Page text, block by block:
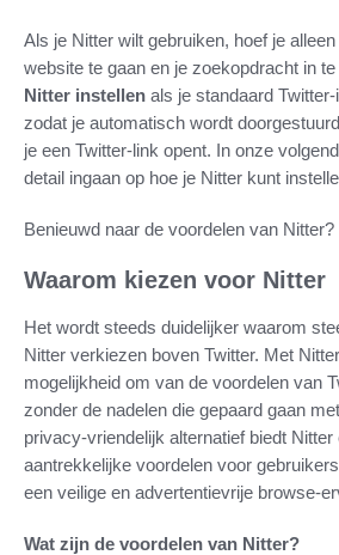
Als je Nitter wilt gebruiken, hoef je
website te gaan en je zoekopdracht in
Nitter instellen als je standaard
zodat je automatisch wordt
je een Twitter-link opent. In onze
detail ingaan op hoe je Nitter kunt
Benieuwd naar de voordelen van Nitter?
Waarom kiezen voor Nitter
Het wordt steeds duidelijker waarom
Nitter verkiezen boven Twitter. Met
mogelijkheid om van de voordelen van
zonder de nadelen die gepaard gaan
privacy-vriendelijk alternatief biedt Nitter
aantrekkelijke voordelen voor
een veilige en advertentievrije browse-
Wat zijn de voordelen van Nitter?